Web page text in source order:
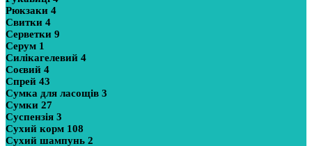
Рюкзаки 4
Свитки 4
Серветки 9
Серум 1
Силікагелевий 4
Соєвий 4
Спрей 43
Сумка для ласощів 3
Сумки 27
Суспензія 3
Сухий корм 108
Сухий шампунь 2